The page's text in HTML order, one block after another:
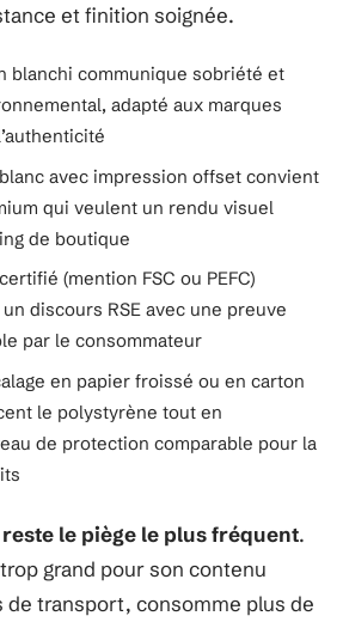
et finition soignée.
blanchi communique sobriété et
adapté aux marques
avec impression offset convient
qui veulent un rendu visuel
de boutique
(mention FSC ou PEFC)
discours RSE avec une preuve
par le consommateur
en papier froissé ou en carton
le polystyrène tout en
de protection comparable pour la
le piège le plus fréquent.
grand pour son contenu
de transport, consomme plus de